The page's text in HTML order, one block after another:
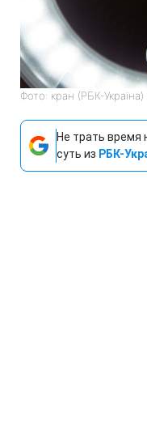
Фото: кран (РБК-Україна)
Не трать время
суть из РБК-